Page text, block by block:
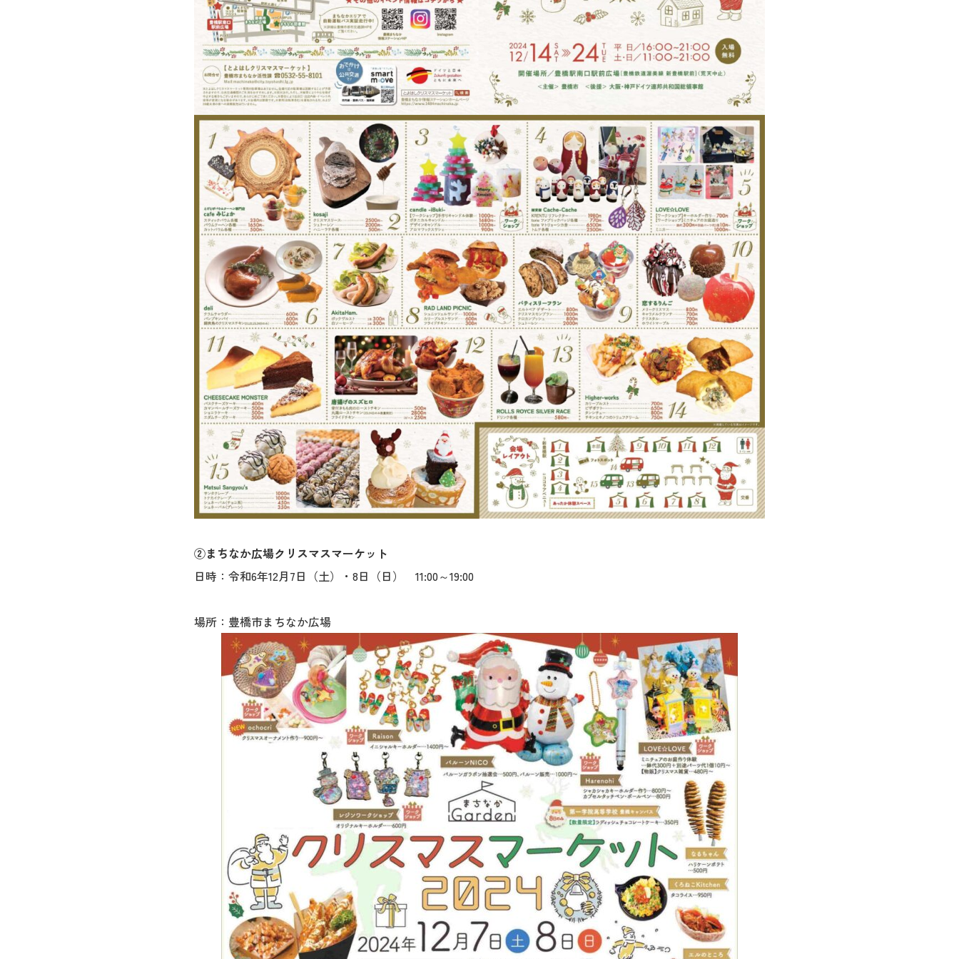
②まちなか広場クリスマスマーケット
日時：令和6年12月7日（土）・8日（日） 11:00～19:00
場所：豊橋市まちなか広場